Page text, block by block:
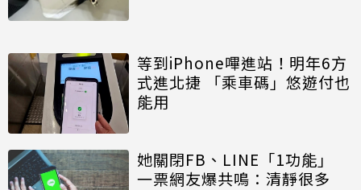
等到iPhone嗶進站！明年6方
式進北捷 「乘車碼」悠遊付也
能用
她關閉FB、LINE「1功能」
一票網友爆共鳴：清靜很多